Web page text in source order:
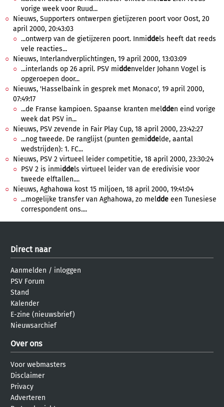
vorige week voor Ruud...
Nieuws, Supporters ontwerpen gietijzeren poort voor Oost, 20
april 2000, 20:43:03
...ontwerp van de gietijzeren poort. Inmiddels heeft dat reeds
vele reacties...
Nieuws, Interlandverplichtingen, 19 april 2000, 13:03:09
...interlands op 26 april. PSV middenvelder Johann Vogel is
opgeroepen door...
Nieuws, 'Hasselbaink in gesprek met Monaco', 19 april 2000,
07:49:17
...de Franse kampioen. Spaanse kranten meldden eind vorige
week dat PSV in...
Nieuws, PSV zevende in Fair Play Cup, 18 april 2000, 23:42:27
...nog tweede. De ranglijst (punten gemiddelde, aantal
wedstrijden): 1. FC...
Nieuws, PSV 2 virtueel leider competitie, 18 april 2000, 23:30:24
PSV 2 is inmiddels virtueel leider van de eredivisie voor
tweede elftallen....
Nieuws, Aghahowa kost 15 miljoen, 18 april 2000, 19:41:04
...mogelijke transfer van Aghahowa, zo meldde een Tunesiese
correspondent ons....
Direct naar
Aanmelden / inloggen
PSV Forum
Stand
Kalender
E-zine (nieuwsbrief)
Nieuwsarchief
Over ons
Voor webmasters
Disclaimer
Privacy
Adverteren